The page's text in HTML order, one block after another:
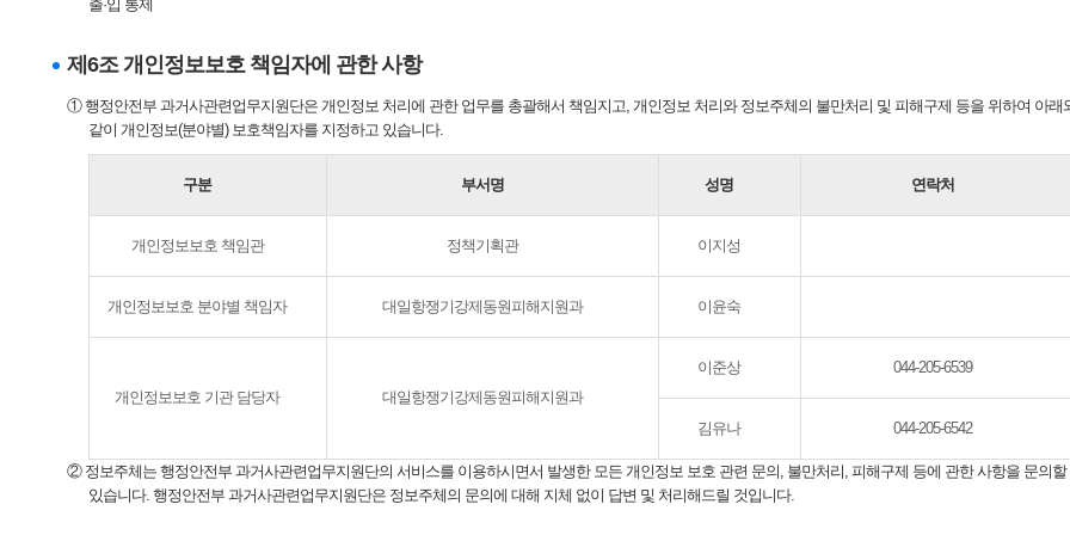
출·입 통제
제6조 개인정보보호 책임자에 관한 사항
① 행정안전부 과거사관련업무지원단은 개인정보 처리에 관한 업무를 총괄해서 책임지고, 개인정보 처리와 정보주체의 불만처리 및 피해구제 등을 위하여 아래
같이 개인정보(분야별) 보호책임자를 지정하고 있습니다.
구분 부서명 성명 연락처
개인정보보호 책임관 정책기획관 이지성
개인정보보호 분야별 책임자 대일항쟁기강제동원피해지원과 이윤숙
개인정보보호 기관 담당자 대일항쟁기강제동원피해지원과
이준상 044-205-6539
김유나 044-205-6542
② 정보주체는 행정안전부 과거사관련업무지원단의 서비스를 이용하시면서 발생한 모든 개인정보 보호 관련 문의, 불만처리, 피해구제 등에 관한 사항을 문의할
있습니다. 행정안전부 과거사관련업무지원단은 정보주체의 문의에 대해 지체 없이 답변 및 처리해드릴 것입니다.